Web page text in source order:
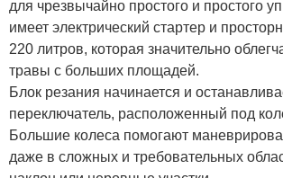
для чрезвычайно простого и простого
имеет электрический стартер и
220 литров, которая значительно
травы с больших площадей.
Блок резания начинается и
переключатель, расположенный под
Большие колеса помогают
даже в сложных и требовательных